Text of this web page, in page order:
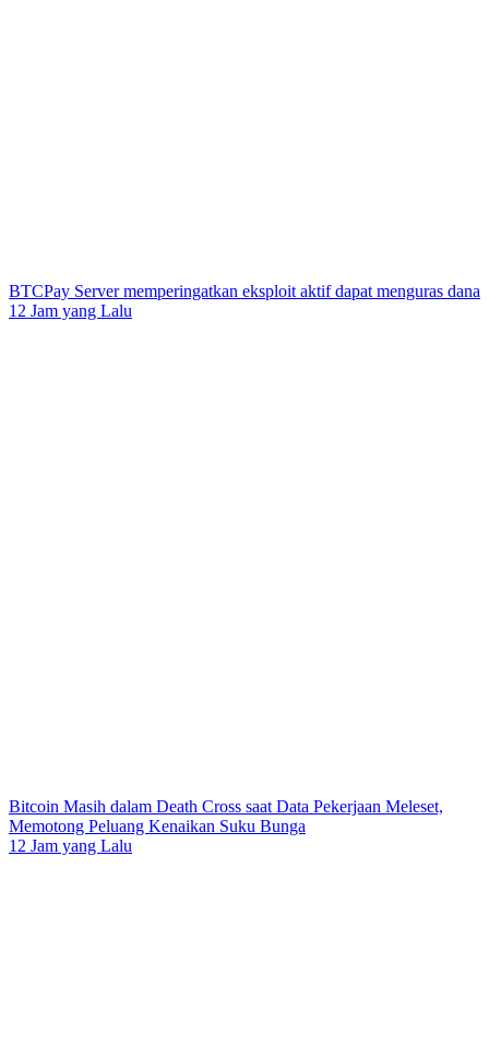
BTCPay Server memperingatkan eksploit aktif dapat menguras dana
12 Jam yang Lalu
Bitcoin Masih dalam Death Cross saat Data Pekerjaan Meleset,
Memotong Peluang Kenaikan Suku Bunga
12 Jam yang Lalu